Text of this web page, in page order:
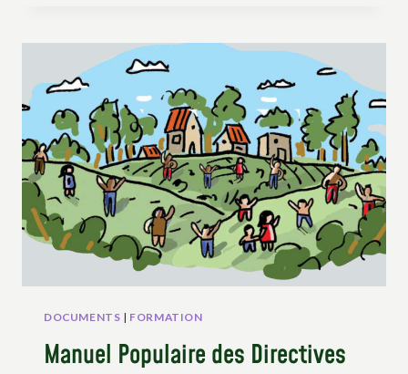
“VIES
ET
DE
SUBSISTANCE
DIGNES”
DOCUMENTS | FORMATION
Manuel Populaire des Directives